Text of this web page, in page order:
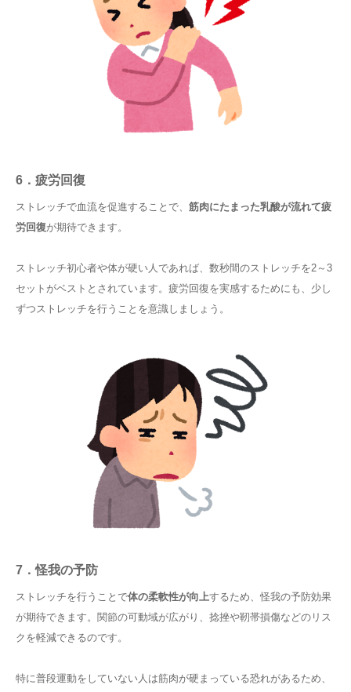
6．疲労回復
ストレッチで血流を促進することで、 筋肉にたまった乳酸が流れて疲
労回復が期待できます。
ストレッチ初心者や体が硬い人であれば、数秒間のストレッチを2～3
セットがベストとされています。疲労回復を実感するためにも、少し
ずつストレッチを行うことを意識しましょう。
7．怪我の予防
ストレッチを行うことで体の柔軟性が向上するため、怪我の予防効果
が期待できます。関節の可動域が広がり、捻挫や靭帯損傷などのリス
クを軽減できるのです。
特に普段運動をしていない人は筋肉が硬まっている恐れがあるため、